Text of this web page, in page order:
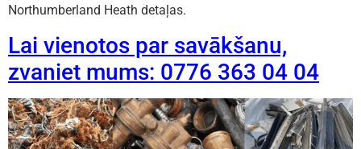
Northumberland Heath detaļas.
Lai vienotos par savākšanu,
zvaniet mums: 0776 363 04 04